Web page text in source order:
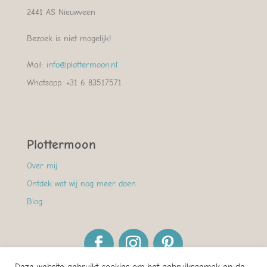
2441 AS Nieuwveen
Bezoek is niet mogelijk!
Mail: info@plottermoon.nl
Whatsapp: +31 6 83517571
Plottermoon
Over mij
Ontdek wat wij nog meer doen
Blog